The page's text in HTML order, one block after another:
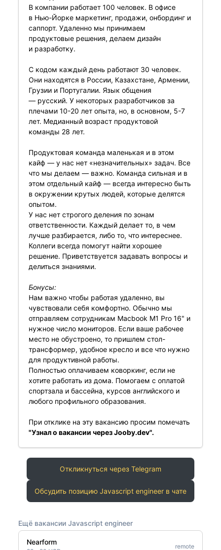
В компании работает 100 человек. В офисе
в Нью-Йорке маркетинг, продажи, онбординг и
саппорт. Удаленно мы принимаем
продуктовые решения, делаем дизайн
и разработку.
С кодом каждый день работают 30 человек.
Они находятся в России, Казахстане, Армении,
Грузии и Португалии. Язык общения
— русский. У некоторых разработчиков за
плечами 10-20 лет опыта, но, в основном, 5-7
лет. Медианный возраст продуктовой
команды 28 лет.
Продуктовая команда маленькая и в этом
кайф — у нас нет «незначительных» задач. Все
что мы делаем — важно. Команда сильная и в
этом отдельный кайф — всегда интересно быть
в окружении крутых людей, которые делятся
опытом.
У нас нет строгого деления по зонам
ответственности. Каждый делает то, в чем
лучше разбирается, либо то, что интереснее.
Коллеги всегда помогут найти хорошее
решение. Приветствуется задавать вопросы и
делиться знаниями.
Бонусы:
Нам важно чтобы работая удаленно, вы
чувствовали себя комфортно. Обычно мы
отправляем сотрудникам Macbook M1 Pro 16" и
нужное число мониторов. Если ваше рабочее
место не обустроено, то пришлем стол-
трансформер, удобное кресло и все что нужно
для продуктивной работы.
Полностью оплачиваем коворкинг, если не
хотите работать из дома. Помогаем с оплатой
спортзала и бассейна, курсов английского и
любого профильного образования.
При отклике на эту вакансию просим помечать
"Узнал о вакансии через Jooby.dev".
Откликнуться через Telegram
Обсудить позицию Javascript engineer в чате
Ещё вакансии Javascript engineer
Nearform remote